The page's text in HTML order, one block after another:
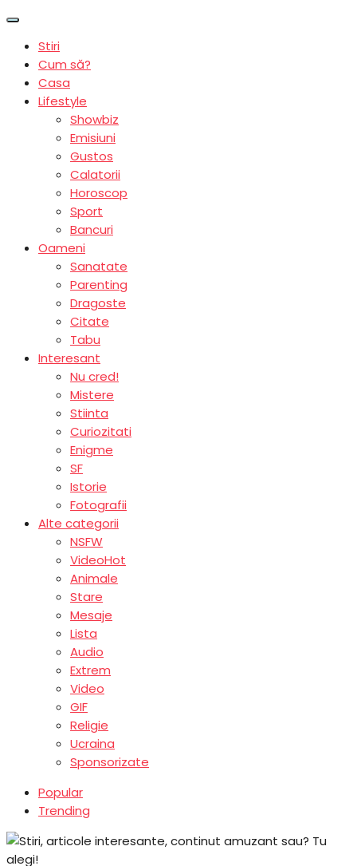
Stiri
Cum să?
Casa
Lifestyle
Showbiz
Emisiuni
Gustos
Calatorii
Horoscop
Sport
Bancuri
Oameni
Sanatate
Parenting
Dragoste
Citate
Tabu
Interesant
Nu cred!
Mistere
Stiinta
Curiozitati
Enigme
SF
Istorie
Fotografii
Alte categorii
NSFW
VideoHot
Animale
Stare
Mesaje
Lista
Audio
Extrem
Video
GIF
Religie
Ucraina
Sponsorizate
Popular
Trending